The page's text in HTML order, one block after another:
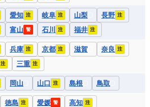
愛知 注 岐阜 注 山梨 長野 注
富山 警 石川 注 福井 注
兵庫 注 京都 注 滋賀 奈良 注
注 三重 注
岡山 山口 注 島根 鳥取
徳島 注 愛媛 警 高知 注